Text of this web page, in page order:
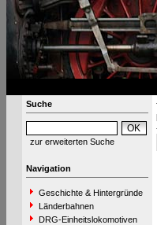
Suche
zur erweiterten Suche
Navigation
Geschichte & Hintergründe
Länderbahnen
DRG-Einheitslokomotiven